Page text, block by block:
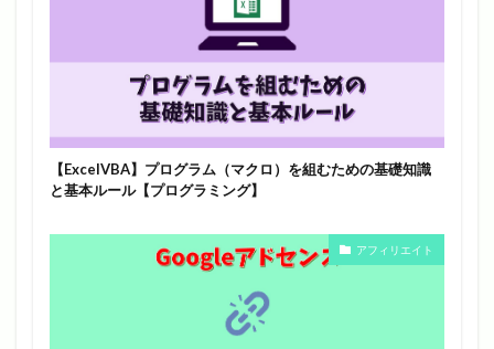
【ExcelVBA】プログラム（マクロ）を組むための基礎知識
と基本ルール【プログラミング】
アフィリエイト